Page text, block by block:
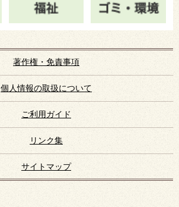
著作権・免責事項
個人情報の取扱について
ご利用ガイド
リンク集
サイトマップ